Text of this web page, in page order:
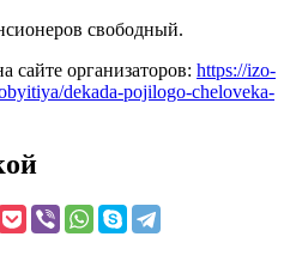
свободный.
сайте организаторов: https://izo-
dekada-pojilogo-cheloveka-